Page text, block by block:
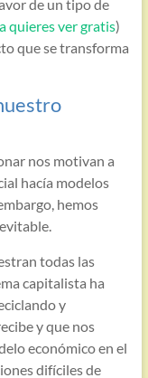
de un tipo de
quieres ver gratis)
que se transforma
nos motivan a
hacía modelos
hemos
todas las
capitalista ha
y
y que nos
económico en el
difíciles de